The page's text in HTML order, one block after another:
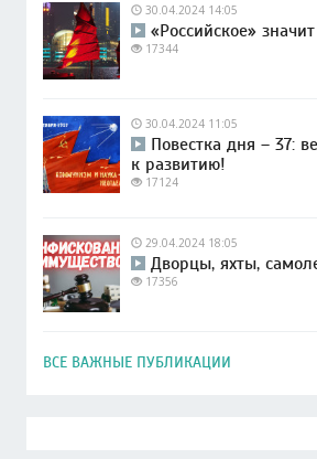
30.04.2024 14:05
«Российское»
17344
30.04.2024 11:05
Повестка дня – 37:
к развитию!
17124
29.04.2024 18:05
Дворцы, яхты,
17356
ВСЕ ВАЖНЫЕ ПУБЛИКАЦИИ